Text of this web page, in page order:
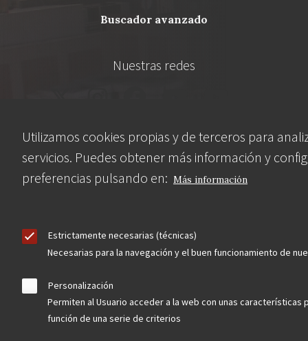
Utilizamos cookies propias y de terceros para
servicios. Puedes obtener más información y
preferencias pulsando en: Más información
Estrictamente necesarias (técnicas)
Necesarias para la navegación y el buen funcionamiento de
Personalización
Permiten al Usuario acceder a la web con unas características
función de una serie de criterios
buscador avanzado
Nuestras redes